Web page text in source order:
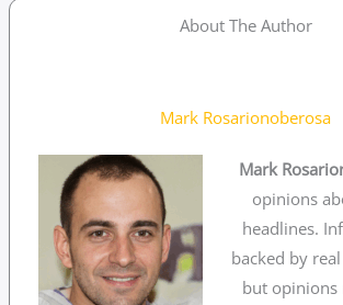
About The Author
Mark Rosarionoberosa
Mark
opinions
headlines.
backed by
but opinions